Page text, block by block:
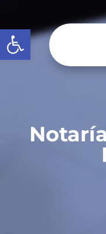
Abrir barra de